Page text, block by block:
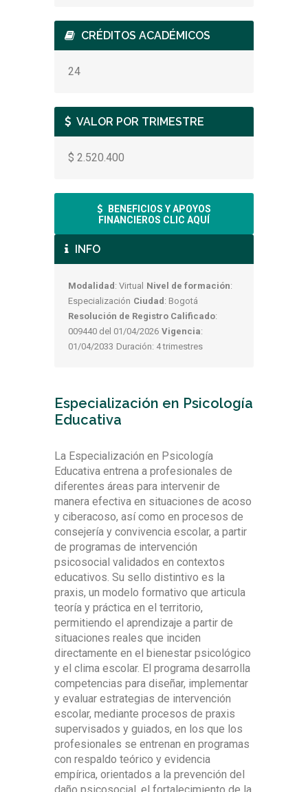
CRÉDITOS ACADÉMICOS
24
VALOR POR TRIMESTRE
$ 2.520.400
BENEFICIOS Y APOYOS
FINANCIEROS CLIC AQUÍ
INFO
Modalidad: Virtual Nivel de formación:
Especialización Ciudad: Bogotá
Resolución de Registro Calificado:
009440 del 01/04/2026 Vigencia:
01/04/2033 Duración: 4 trimestres
Especialización en Psicología
Educativa
La Especialización en Psicología
Educativa entrena a profesionales de
diferentes áreas para intervenir de
manera efectiva en situaciones de acoso
y ciberacoso, así como en procesos de
consejería y convivencia escolar, a partir
de programas de intervención
psicosocial validados en contextos
educativos. Su sello distintivo es la
praxis, un modelo formativo que articula
teoría y práctica en el territorio,
permitiendo el aprendizaje a partir de
situaciones reales que inciden
directamente en el bienestar psicológico
y el clima escolar. El programa desarrolla
competencias para diseñar, implementar
y evaluar estrategias de intervención
escolar, mediante procesos de praxis
supervisados y guiados, en los que los
profesionales se entrenan en programas
con respaldo teórico y evidencia
empírica, orientados a la prevención del
daño psicosocial, el fortalecimiento de la